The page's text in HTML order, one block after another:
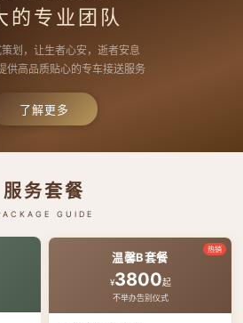
的专业团队
划，让生者心安，逝者安息
供高品质贴心的专车接送服务
了解更多
服务套餐
GUIDE
热销
温馨B套餐
¥3800起
不举办告别仪式